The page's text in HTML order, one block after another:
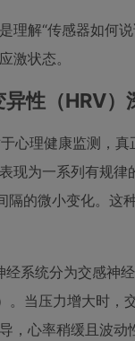
理解“传感器如何
激状态。
性（HRV）
心理健康监测，真
现为一系列有规
隔的微小变化。这
经系统分为交感神
。当压力增大时
，心率稍缓且波动